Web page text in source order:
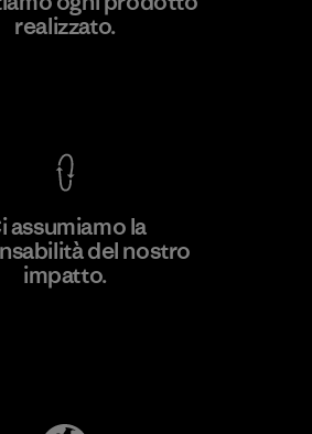
realizzato.
assumiamo la
del nostro
impatto.